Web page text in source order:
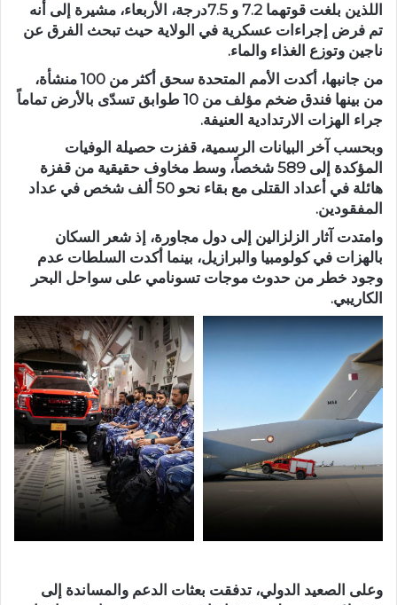
اللذين بلغت قوتهما 7.2 و 7.5درجة، الأربعاء، مشيرة إلى أنه
تم فرض إجراءات عسكرية في الولاية حيث تبحث الفرق عن
ناجين وتوزع الغذاء والماء.
من جانبها، أكدت الأمم المتحدة سحق أكثر من 100 منشأة،
من بينها فندق ضخم مؤلف من 10 طوابق تسدّى بالأرض تماماً
جراء الهزات الارتدادية العنيفة.
وبحسب آخر البيانات الرسمية، قفزت حصيلة الوفيات
المؤكدة إلى 589 شخصاً، وسط مخاوف حقيقية من قفزة
هائلة في أعداد القتلى مع بقاء نحو 50 ألف شخص في عداد
المفقودين.
وامتدت آثار الزلزالين إلى دول مجاورة، إذ شعر السكان
بالهزات في كولومبيا والبرازيل، بينما أكدت السلطات عدم
وجود خطر من حدوث موجات تسونامي على سواحل البحر
الكاريبي.
وعلى الصعيد الدولي، تدفقت بعثات الدعم والمساندة إلى